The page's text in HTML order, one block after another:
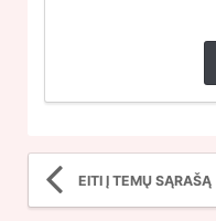
EITI Į TEMŲ SĄRAŠĄ